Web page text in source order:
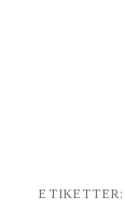
ETIKETTER: